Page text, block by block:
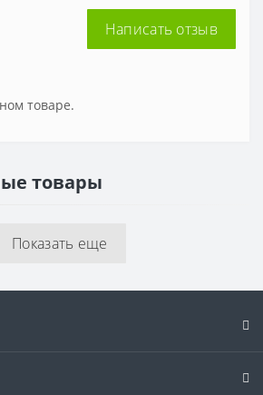
Написать отзыв
товаре.
товары
Показать еще